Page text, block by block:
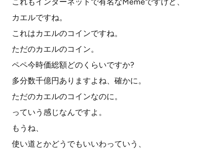
カエルですね。
これはカエルのコインですね。
ただのカエルのコイン。
ペペ今時価総額どのくらいですか?
多分数千億円ありますよね、確かに。
ただのカエルのコインなのに。
っていう感じなんですよ。
もうね、
使い道とかどうでもいいわっていう、